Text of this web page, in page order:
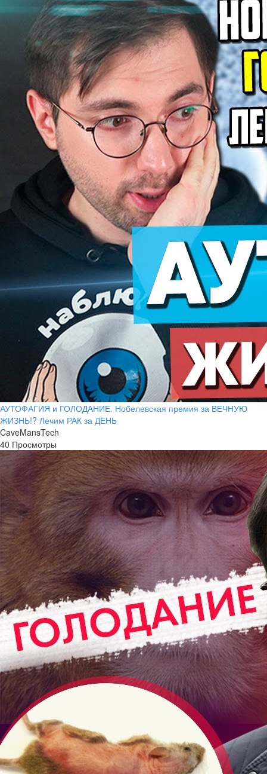
АУТОФАГИЯ и ГОЛОДАНИЕ. Нобелевская премия за ВЕЧНУЮ
ЖИЗНЬ!? Лечим РАК за ДЕНЬ
CaveMansTech
40 Просмотры